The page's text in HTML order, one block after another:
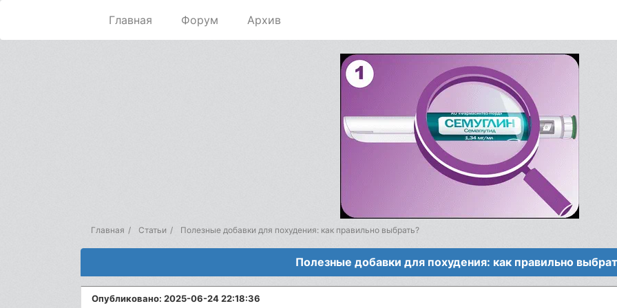
Главная Форум Архив
Главная Статьи Полезные добавки для похудения: как правильно выбрать?
Полезные добавки для похудения: как правильно
Опубликовано: 2025-06-24 22:18:36